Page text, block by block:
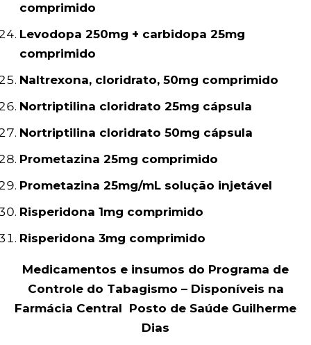
comprimido
Levodopa 250mg + carbidopa 25mg
comprimido
Naltrexona, cloridrato, 50mg comprimido
Nortriptilina cloridrato 25mg cápsula
Nortriptilina cloridrato 50mg cápsula
Prometazina 25mg comprimido
Prometazina 25mg/mL solução injetável
Risperidona 1mg comprimido
Risperidona 3mg comprimido
Medicamentos e insumos do Programa de
Controle do Tabagismo – Disponíveis na
Farmácia Central Posto de Saúde Guilherme
Dias